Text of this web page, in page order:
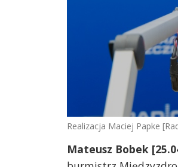
Realizacja Maciej Papke
Mateusz Bobek